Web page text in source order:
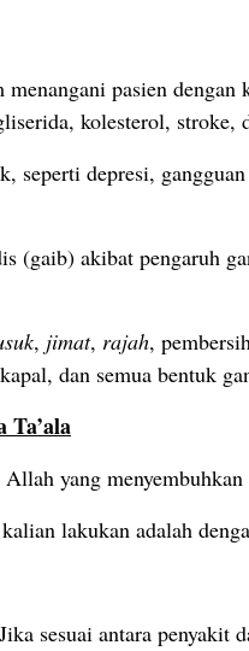
pasien
kolesterol, stroke,
seperti depresi,
(gaib) akibat pengaruh
, jimat, rajah,
dan semua bentuk
yang menyembuhkan
lakukan adalah
sesuai antara